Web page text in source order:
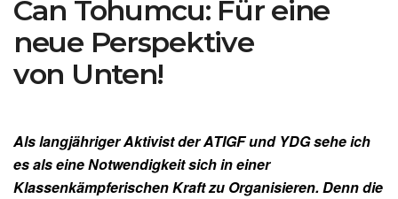
Can Tohumcu: Für eine
neue Perspektive
von Unten!
Als langjähriger Aktivist der ATIGF und YDG sehe ich
es als eine Notwendigkeit sich in einer
Klassenkämpferischen Kraft zu Organisieren. Denn die